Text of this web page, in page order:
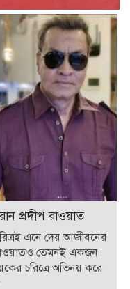
প্রদীপ রাওয়াত
এনে দেয় আজীবনের
তেমনই একজন।
চরিত্রে অভিনয় করে